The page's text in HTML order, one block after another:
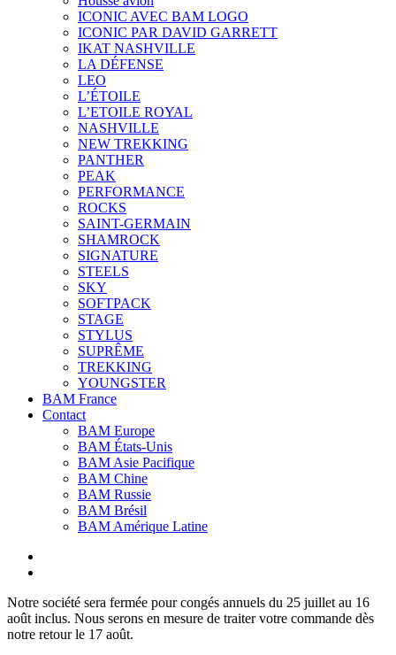
ICONIC AVEC BAM LOGO
ICONIC PAR DAVID GARRETT
IKAT NASHVILLE
LA DÉFENSE
LEO
L’ÉTOILE
L’ETOILE ROYAL
NASHVILLE
NEW TREKKING
PANTHER
PEAK
PERFORMANCE
ROCKS
SAINT-GERMAIN
SHAMROCK
SIGNATURE
STEELS
SKY
SOFTPACK
STAGE
STYLUS
SUPRÊME
TREKKING
YOUNGSTER
BAM France
Contact
BAM Europe
BAM États-Unis
BAM Asie Pacifique
BAM Chine
BAM Russie
BAM Brésil
BAM Amérique Latine
Notre société sera fermée pour congés annuels du 25 juillet au 16
août inclus. Nous serons en mesure de traiter votre commande dès
notre retour le 17 août.